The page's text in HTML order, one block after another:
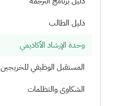
دليل الطالب
وحدة الإرشاد الأكاديمي
المستقبل الوظيفي للخريجين
الشكاوى والتظلمات